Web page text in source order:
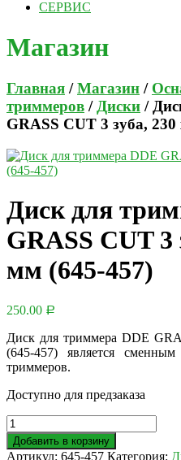
СЕРВИС
Магазин
Главная /Магазин /
триммеров /Диски /
GRASS CUT 3 зуба,
Диск для
GRASS CUT 3
мм (645-457)
250.00 Р
Диск для триммера DDE
(645-457) является
триммеров.
Доступно для предзаказа
Добавить в корзину
Артикул: 645-457 Категория: